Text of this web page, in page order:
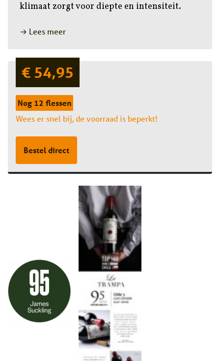
klimaat zorgt voor diepte en intensiteit.
→ Lees meer
€ 54,95
Nog 12 flessen
Wees er snel bij, de voorraad is beperkt!
Bestel direct